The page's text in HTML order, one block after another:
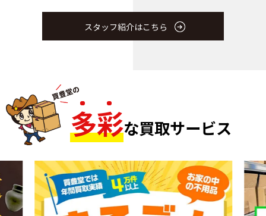
スタッフ紹介はこちら
多彩な買取サービス